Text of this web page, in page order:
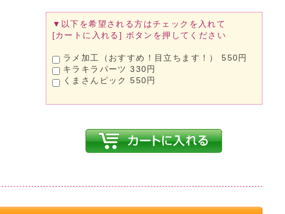
▼以下を希望される方はチェックを入れて
[カートに入れる] ボタンを押してください
ラメ加工（おすすめ！目立ちます！） 550円
キラキラパーツ 330円
くまさんピック 550円